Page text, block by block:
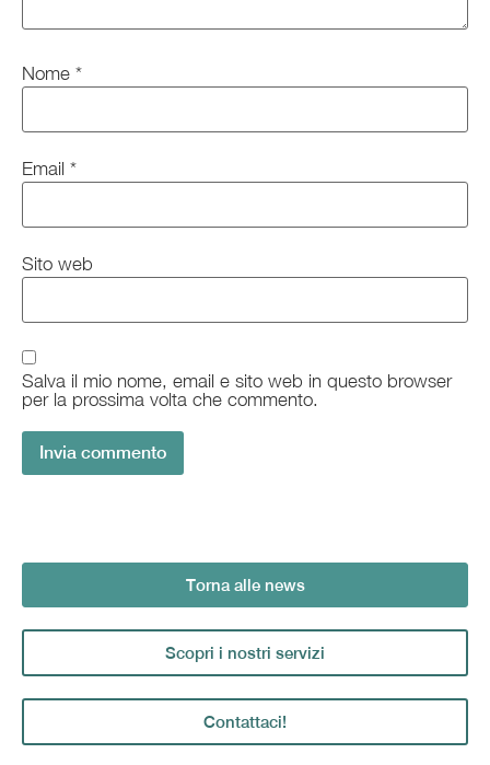
Nome *
Email *
Sito web
Salva il mio nome, email e sito web in questo browser
per la prossima volta che commento.
Torna alle news
Scopri i nostri servizi
Contattaci!